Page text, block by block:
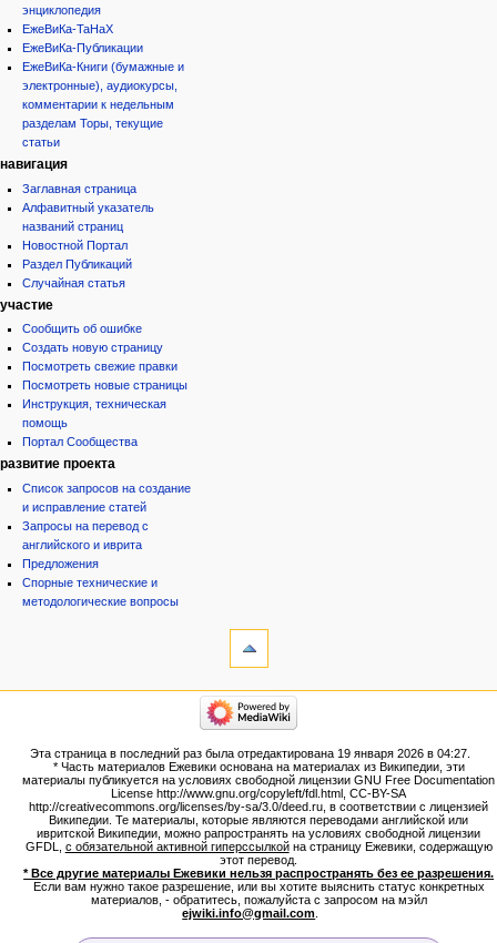
энциклопедия
ЕжеВиКа-ТаНаХ
ЕжеВиКа-Публикации
ЕжеВиКа-Книги (бумажные и
электронные), аудиокурсы,
комментарии к недельным
разделам Торы, текущие
статьи
навигация
Заглавная страница
Алфавитный указатель
названий страниц
Новостной Портал
Раздел Публикаций
Случайная статья
участие
Сообщить об ошибке
Создать новую страницу
Посмотреть свежие правки
Посмотреть новые страницы
Инструкция, техническая
помощь
Портал Сообщества
развитие проекта
Список запросов на создание
и исправление статей
Запросы на перевод с
английского и иврита
Предложения
Спорные технические и
методологические вопросы
Версия
для
Постоянная
ссылка
Сведения
о странице
категории
Народ
Проекты
Проекты/Участники/
дополнения
Публикации:Авторы
Публикации:Статьи по типу
Темы
ежевиковый куст
ЕжеВиКа,Еврейская Вики-
ЕжеВиКа-ТаНаХ
Эта страница в последний раз была отредактирована 19 января 2026 в 04:27.
* Часть материалов Ежевики основана на материалах из Википедии, эти
материалы публикуется на условиях свободной лицензии GNU Free Documentation
License http://www.gnu.org/copyleft/fdl.html, CC-BY-SA
http://creativecommons.org/licenses/by-sa/3.0/deed.ru, в соответствии с лицензией
Википедии. Те материалы, которые являются переводами английской или
ивритской Википедии, можно рапространять на условиях свободной лицензии
GFDL, с обязательной активной гиперссылкойна страницу Ежевики, содержащую
этот перевод.
* Все другие материалы Ежевики нельзя распространять без ее разрешения.
Если вам нужно такое разрешение, или вы хотите выяснить статус конкретных
материалов, - обратитесь, пожалуйста с запросом на мэйл
ejwiki.info@gmail.com